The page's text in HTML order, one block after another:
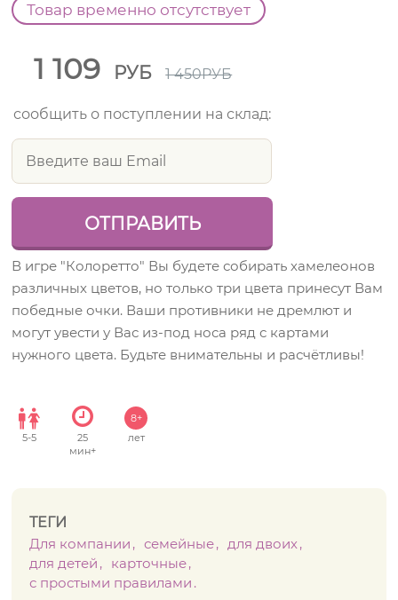
Товар временно отсутствует
1 109 РУБ 1 450РУБ
сообщить о поступлении на склад:
В игре "Колоретто" Вы будете собирать хамелеонов
различных цветов, но только три цвета принесут Вам
победные очки. Ваши противники не дремлют и
могут увести у Вас из-под носа ряд с картами
нужного цвета. Будьте внимательны и расчётливы!
5-5
25
мин+
8+
лет
ТЕГИ
Для компании
семейные
для двоих
для детей
карточные
с простыми правилами